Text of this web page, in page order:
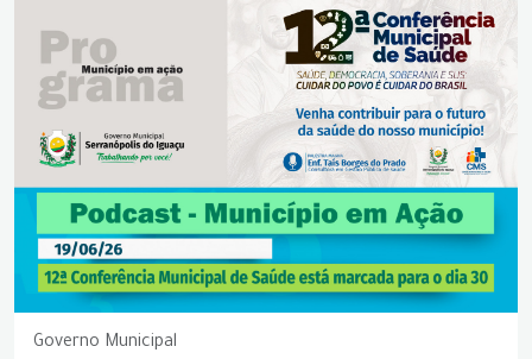
Governo Municipal